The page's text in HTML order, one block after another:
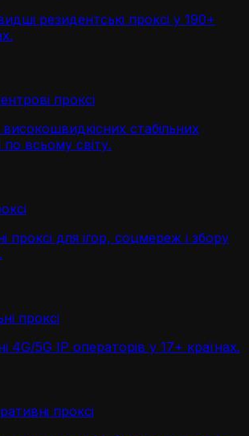
резидентські проксі у 190+
проксі
стабільних
по всьому світу.
проксі для ігор, соцмереж і збору
проксі
4G/5G IP операторів у 17+ країнах.
проксі